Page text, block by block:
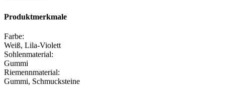
Produktmerkmale
Farbe:
Weiß, Lila-Violett
Sohlenmaterial:
Gummi
Riemennmaterial:
Gummi, Schmucksteine